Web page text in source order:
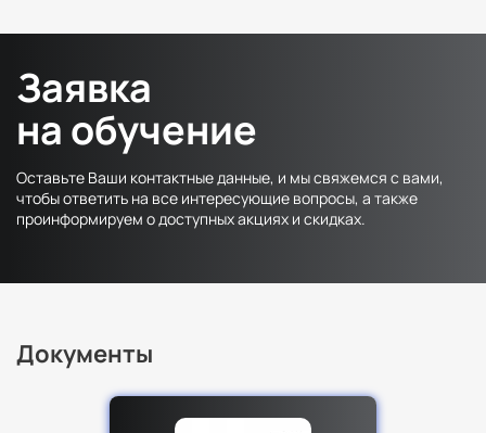
Заявка
на обучение
Оставьте Ваши контактные данные, и мы свяжемся с вами,
чтобы ответить на все интересующие вопросы, а также
проинформируем о доступных акциях и скидках.
Документы